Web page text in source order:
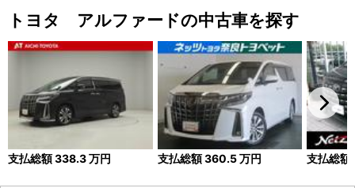
トヨタ アルファードの中古車を探す
支払総額338.3万円 支払総額360.5万円 支払総額